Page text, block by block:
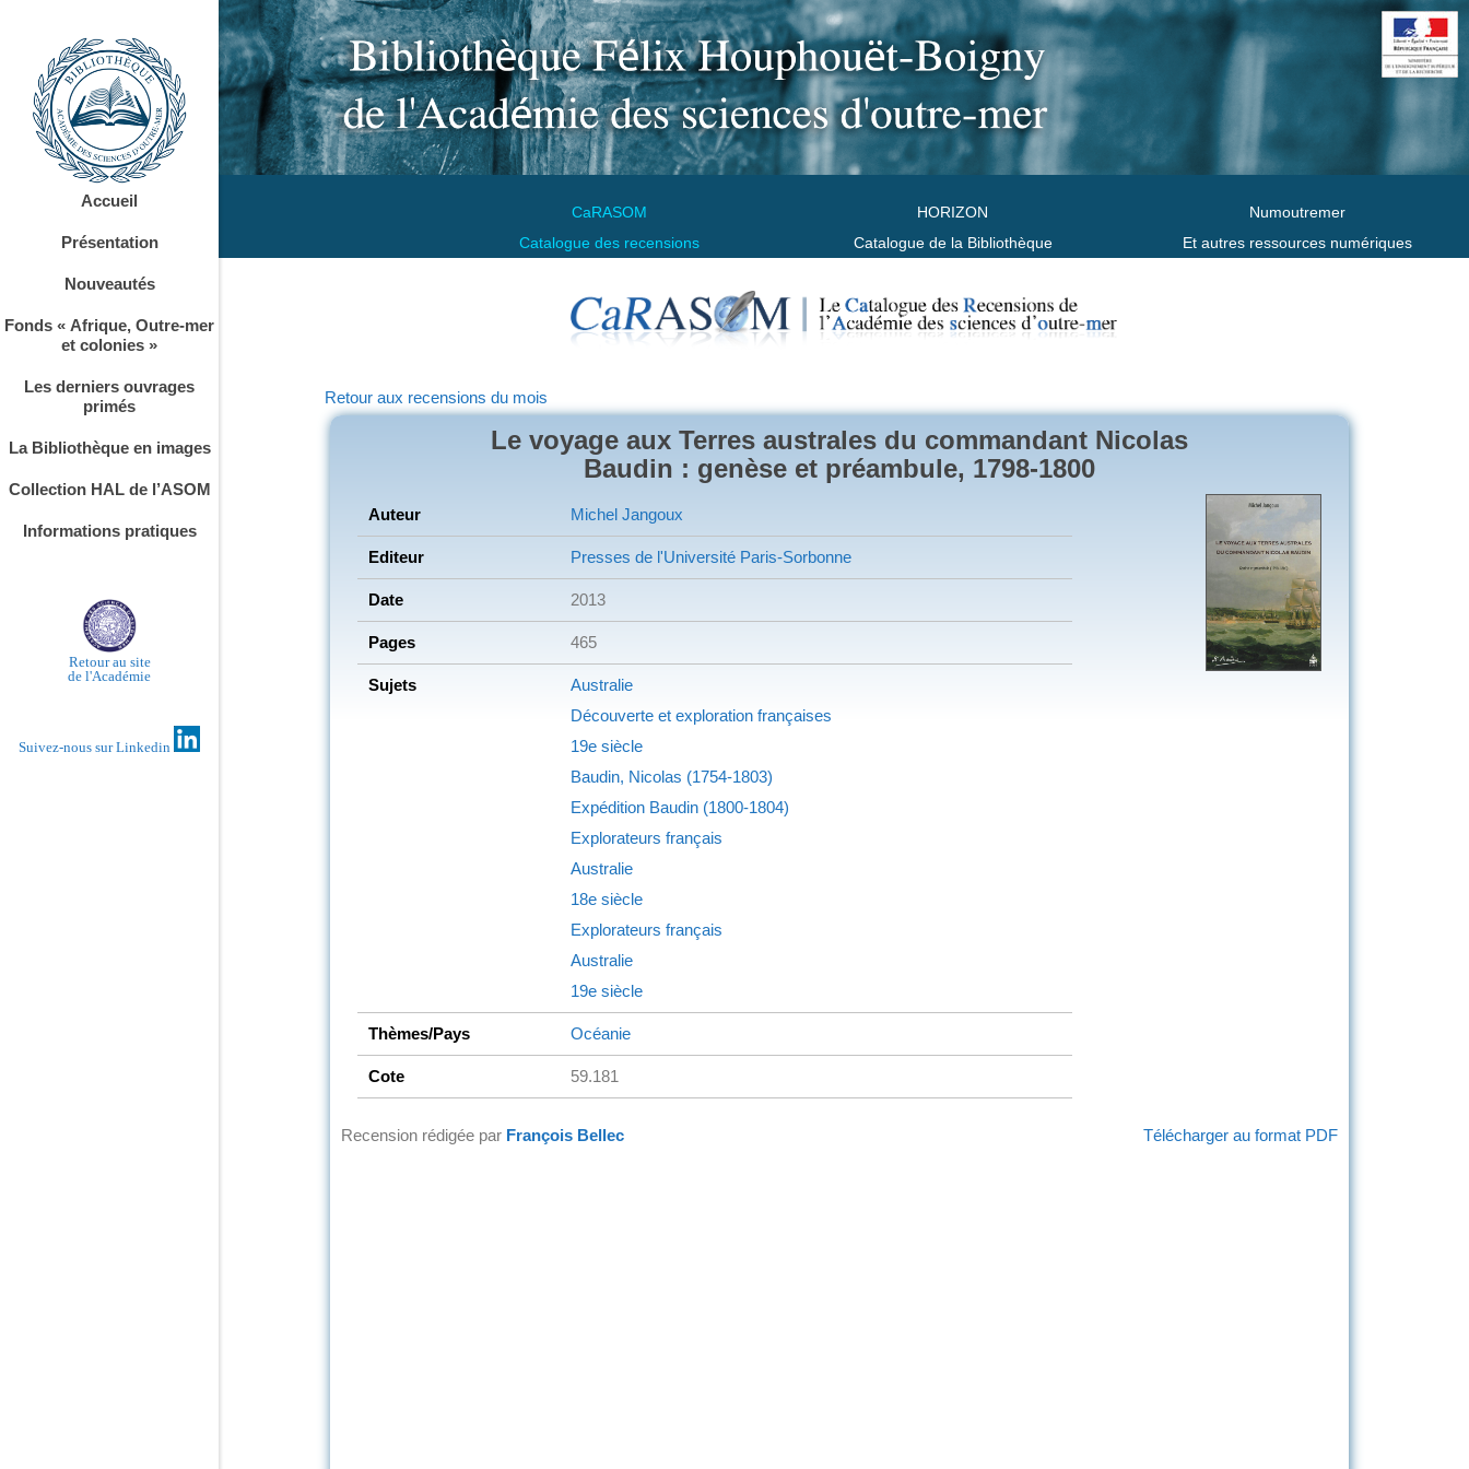
CaRASOM
Catalogue des recensions
HORIZON
Catalogue de la Bibliothèque
Numoutremer
Et autres ressources numériques
Accueil
Présentation
Nouveautés
Fonds « Afrique, Outre-mer
et colonies »
Les derniers ouvrages
primés
La Bibliothèque en images
Collection HAL de l’ASOM
Informations pratiques
Retour au site
de l'Académie
Suivez-nous sur Linkedin
Retour aux recensions du mois
Le voyage aux Terres australes du commandant Nicolas
Baudin : genèse et préambule, 1798-1800
Auteur Michel Jangoux
Editeur Presses de l'Université Paris-Sorbonne
Date 2013
Pages 465
Sujets
Australie
Découverte et exploration françaises
19e siècle
Baudin, Nicolas (1754-1803)
Expédition Baudin (1800-1804)
Explorateurs français
Australie
18e siècle
Explorateurs français
Australie
19e siècle
Thèmes/Pays Océanie
Cote 59.181
Télécharger au format PDF
Recension rédigée par François Bellec